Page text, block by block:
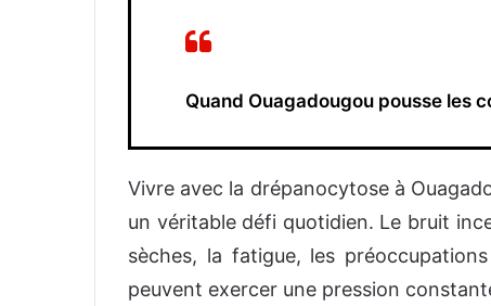
Quand Ouagadougou pousse les
Vivre avec la drépanocytose à
un véritable défi quotidien. Le bruit
sèches, la fatigue, les
peuvent exercer une pression